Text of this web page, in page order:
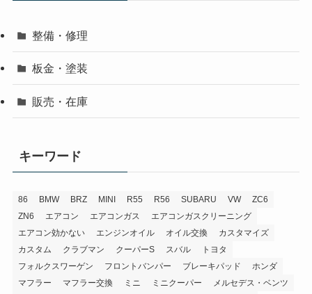
整備・修理
板金・塗装
販売・在庫
キーワード
86 BMW BRZ MINI R55 R56 SUBARU VW
ZC6
ZN6
エアコン エアコンガス
エアコンガスクリーニング
エアコン効かない
エンジンオイル オイル交換
カスタマイズ
カスタム
クラブマン クーパーS スバル
トヨタ
フォルクスワーゲン
フロントバンパー ブレーキパッド
ホンダ
マフラー
マフラー交換 ミニ ミニクーパー メルセデス・ベンツ